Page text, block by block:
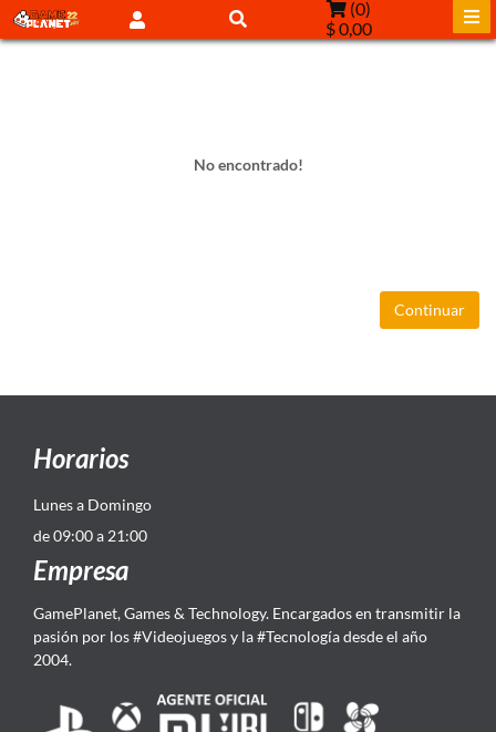
(0)
$ 0,00
No encontrado!
Continuar
Horarios
Lunes a Domingo
de 09:00 a 21:00
Empresa
GamePlanet, Games & Technology. Encargados en transmitir la
pasión por los #Videojuegos y la #Tecnología desde el año
2004.